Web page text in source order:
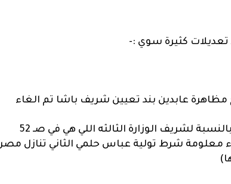
تعديلات كثيرة سوي :-
لشريف الوزارة الثالثه اللي هي في صـ 52
معلومة شرط تولية عباس حلمي الثاني تنازل